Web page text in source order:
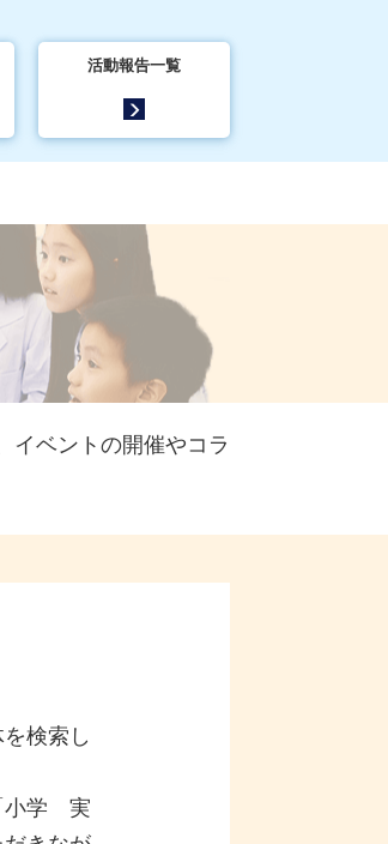
活動報告一覧
イベントの開催やコラ
検索し
小学 実